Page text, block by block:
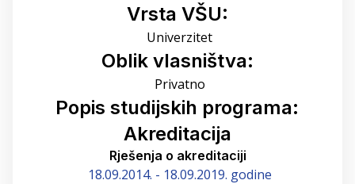
Vrsta VŠU:
Univerzitet
Oblik vlasništva:
Privatno
Popis studijskih programa:
Akreditacija
Rješenja o akreditaciji
18.09.2014. - 18.09.2019. godine